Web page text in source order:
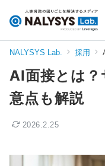
NALYSYS Lab. 採用
AI面接とは？
意点も解説
2026.2.25